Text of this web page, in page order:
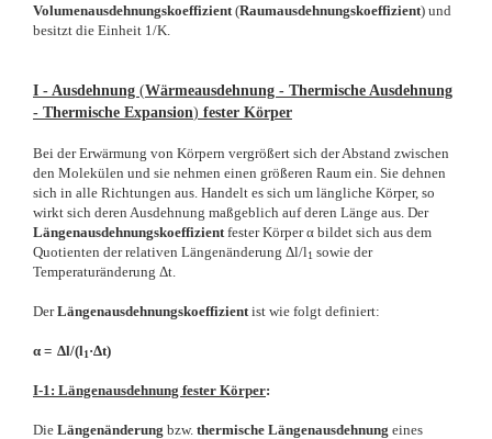
Volumenausdehnungskoeffizient (Raumausdehnungskoeffizient) und
besitzt die Einheit 1/K.
I - Ausdehnung (Wärmeausdehnung - Thermische Ausdehnung
- Thermische Expansion) fester Körper
Bei der Erwärmung von Körpern vergrößert sich der Abstand zwischen
den Molekülen und sie nehmen einen größeren Raum ein. Sie dehnen
sich in alle Richtungen aus. Handelt es sich um längliche Körper, so
wirkt sich deren Ausdehnung maßgeblich auf deren Länge aus. Der
Längenausdehnungskoeffizient fester Körper α bildet sich aus dem
Quotienten der relativen Längenänderung Δl/l1 sowie der
Temperaturänderung Δt.
DerLängenausdehnungskoeffizient ist wie folgt definiert:
α = Δl/(l1·Δt)
I-1: Längenausdehnung fester Körper:
Die Längenänderung bzw. thermische Längenausdehnung eines